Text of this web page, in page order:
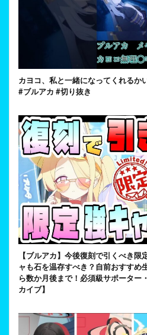
カヨコ、私と一緒になってくれる
#ブルアカ #切り抜き
【ブルアカ】今後復刻で引くべき
ャも石を温存すべき？自前おすすめ
ら数か月後まで！必須級サポーター
カイブ】